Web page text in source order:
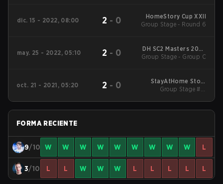
dic. 15 - 2022, 08:00 2 - 0
HomeStory Cup XXII
Group Stage - Round 6
may. 25 - 2022, 05:10 2 - 0
DH SC2 Masters 2022
Valencia Qualifiers EU
Group Stage - Group C
oct. 21 - 2021, 05:20 2 - 0
StayAtHome Story
Cup #4
Group Stage #1 -
FORMA RECIENTE
9/10 W W W W W W W W W L
3/10 L L W W W L L L L L